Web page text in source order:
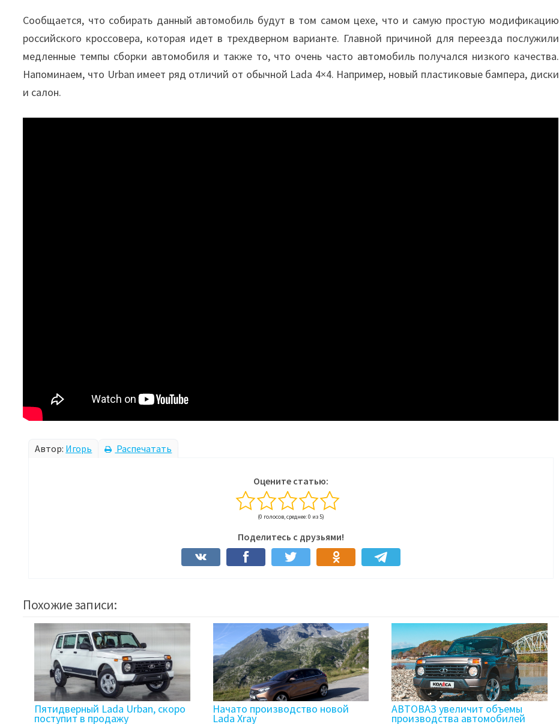
Сообщается, что собирать данный автомобиль будут в том самом цехе, что и самую простую модификацию
российского кроссовера, которая идет в трехдверном варианте. Главной причиной для переезда послужили
медленные темпы сборки автомобиля и также то, что очень часто автомобиль получался низкого качества.
Напоминаем, что Urban имеет ряд отличий от обычной Lada 4×4. Например, новый пластиковые бампера, диски
и салон.
Автор: Игорь Распечатать
Оцените статью:
(0 голосов, среднее: 0 из 5)
Поделитесь с друзьями!
Похожие записи:
Пятидверный Lada Urban, скоро
поступит в продажу
Начато производство новой
Lada Xray
АВТОВАЗ увеличит объемы
производства автомобилей